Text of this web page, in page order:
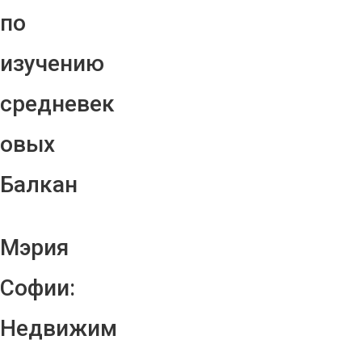
по
изучению
средневек
овых
Балкан
Мэрия
Софии:
Недвижим